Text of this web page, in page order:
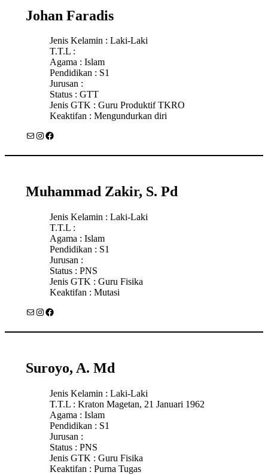
Johan Faradis
Jenis Kelamin : Laki-Laki
T.T.L :
Agama : Islam
Pendidikan : S1
Jurusan :
Status : GTT
Jenis GTK : Guru Produktif TKRO
Keaktifan : Mengundurkan diri
Mail
Instagram Facebook
Muhammad Zakir, S. Pd
Jenis Kelamin : Laki-Laki
T.T.L :
Agama : Islam
Pendidikan : S1
Jurusan :
Status : PNS
Jenis GTK : Guru Fisika
Keaktifan : Mutasi
Mail
Instagram Facebook
Suroyo, A. Md
Jenis Kelamin : Laki-Laki
T.T.L : Kraton Magetan, 21 Januari 1962
Agama : Islam
Pendidikan : S1
Jurusan :
Status : PNS
Jenis GTK : Guru Fisika
Keaktifan : Purna Tugas